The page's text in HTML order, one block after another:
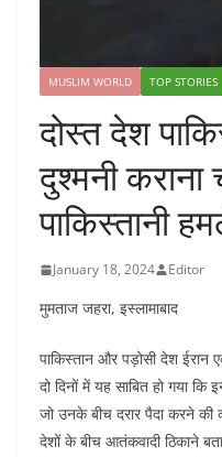
MUSLIM WORLD TOP STORIES
दोस्त देश
दुश्मनी कराना
पाकिस्तानी
January 18, 2024 Editor
मुमताज जहरा, इस्लामाबाद
पाकिस्तान और पड़ोसी देश
दो दिनों में यह साबित हो गया
जो उनके बीच दरार पैदा करने की
देशों के बीच आतंकवादी ठिकाने